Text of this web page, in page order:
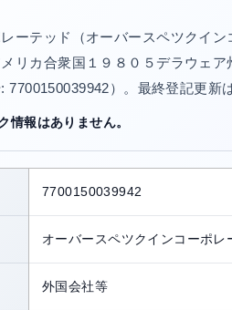
ーテッド（オーバースペツクイ
リカ合衆国１９８０５デラウェ
7700150039942）。最終登記更新
情報はありません。
7700150039942
オーバースペツクインコーポレ
外国会社等